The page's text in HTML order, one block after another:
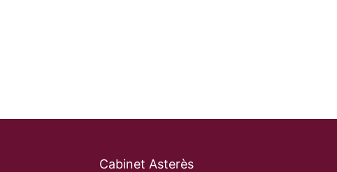
Cabinet Asterès